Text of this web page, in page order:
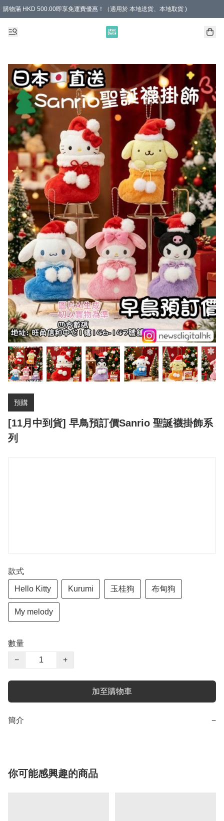
購物滿 HKD 500.00即享免運費優惠！（適用於 本地送貨、本地取貨 )
預購
[11月中到貨] 早鳥預訂價Sanrio 聖誕襪掛飾系
列
款式
Hello Kitty Kurumi 玉桂狗 布甸狗
My melody
數量
−
+
加至購物車
簡介 −
你可能感興趣的商品